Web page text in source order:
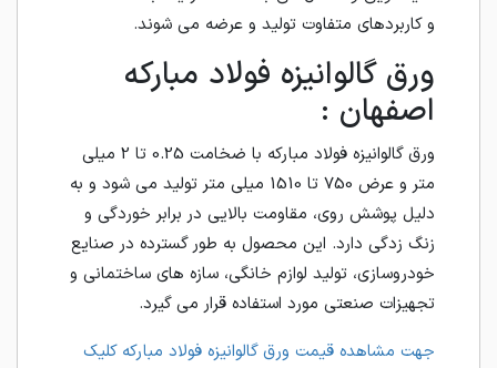
و کاربردهای متفاوت تولید و عرضه می شوند.
ورق گالوانیزه فولاد مبارکه
اصفهان :
ورق گالوانیزه فولاد مبارکه با ضخامت 0.25 تا 2 میلی
متر و عرض 750 تا 1510 میلی متر تولید می شود و به
دلیل پوشش روی، مقاومت بالایی در برابر خوردگی و
زنگ زدگی دارد. این محصول به طور گسترده در صنایع
خودروسازی، تولید لوازم خانگی، سازه های ساختمانی و
تجهیزات صنعتی مورد استفاده قرار می گیرد.
جهت مشاهده قیمت ورق گالوانیزه فولاد مبارکه کلیک